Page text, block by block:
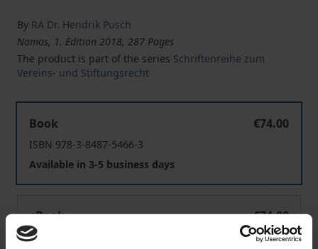
By RA Dr. Hendrik Pusch
Nomos, 1. Edition 2018, 287 Pages
The product is part of the series Schriftenreihe zum
Vereins- und Stiftungsrecht
Book
€74.00
ISBN 978-3-8487-5466-3
Available in 3-5 business days
eBook
€74.00
ISBN 978-3-8452-9620-3